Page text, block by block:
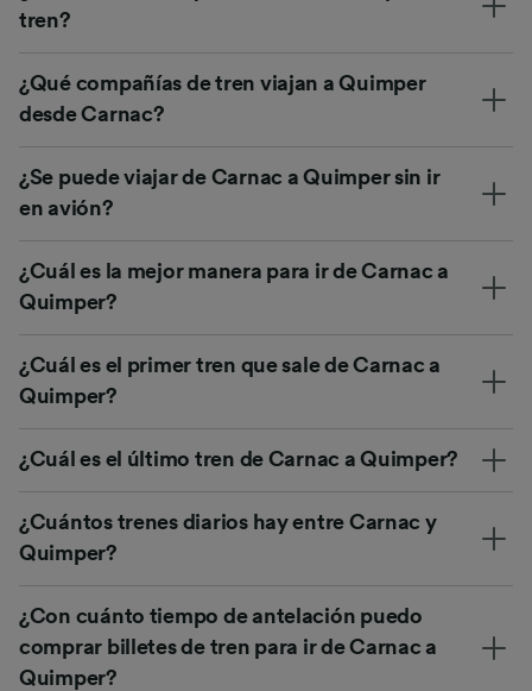
tren?
¿Qué compañías de tren viajan a Quimper
desde Carnac?
¿Se puede viajar de Carnac a Quimper sin ir
en avión?
¿Cuál es la mejor manera para ir de Carnac a
Quimper?
¿Cuál es el primer tren que sale de Carnac a
Quimper?
¿Cuál es el último tren de Carnac a Quimper?
¿Cuántos trenes diarios hay entre Carnac y
Quimper?
¿Con cuánto tiempo de antelación puedo
comprar billetes de tren para ir de Carnac a
Quimper?